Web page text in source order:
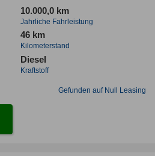
10.000,0 km
Jahrliche Fahrleistung
46 km
Kilometerstand
Diesel
Kraftstoff
Gefunden auf Null Leasing